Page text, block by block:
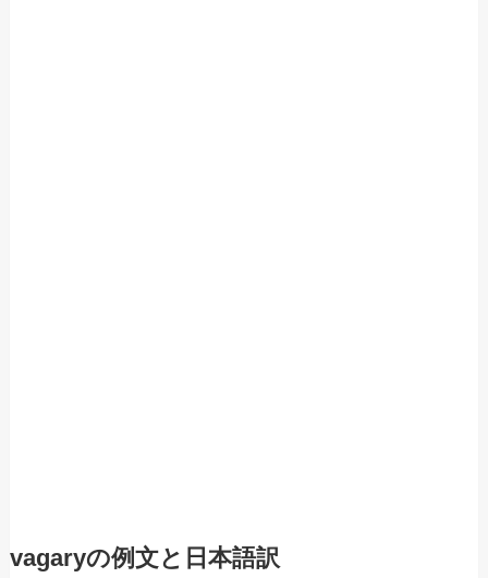
vagaryの例文と日本語訳